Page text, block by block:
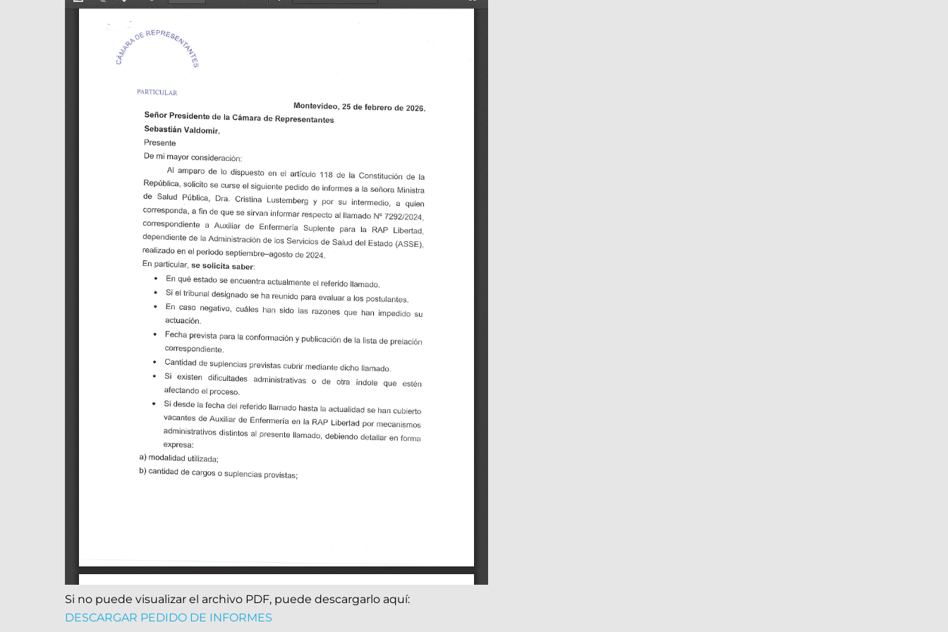
Si no puede visualizar el archivo PDF, puede descargarlo aquí:
DESCARGAR PEDIDO DE INFORMES